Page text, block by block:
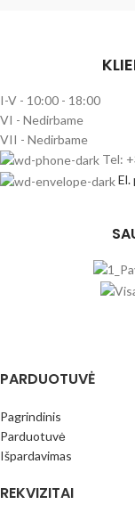
I-V - 10:00 - 18:00
VI - Nedirbame
VII - Nedirbame
Tel:
El.
PARDUOTUVĖ
Pagrindinis
Parduotuvė
Išpardavimas
REKVIZITAI